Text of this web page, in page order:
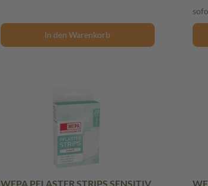
In den Warenkorb
WEPA PFLASTER STRIPS SENSITIV